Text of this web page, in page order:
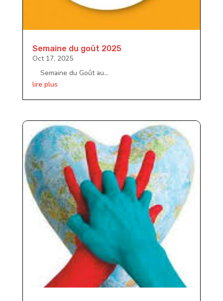
Semaine du goût 2025
Oct 17, 2025
Semaine du Goût au...
lire plus